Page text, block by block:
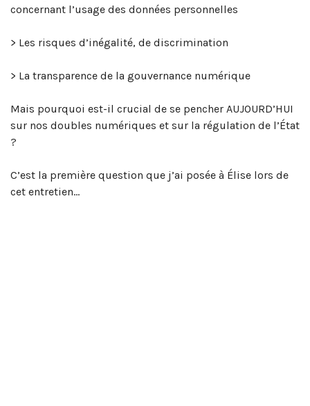
concernant l’usage des données personnelles
> Les risques d’inégalité, de discrimination
> La transparence de la gouvernance numérique
Mais pourquoi est-il crucial de se pencher AUJOURD’HUI
sur nos doubles numériques et sur la régulation de l’État
?
C’est la première question que j’ai posée à Élise lors de
cet entretien…